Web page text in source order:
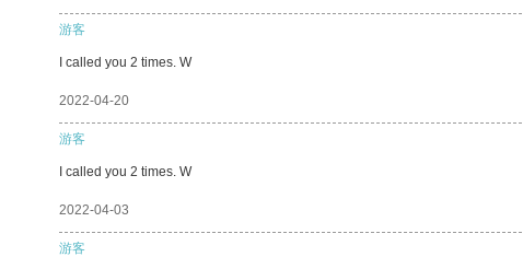
游客
I called you 2 times. W
2022-04-20
游客
I called you 2 times. W
2022-04-03
游客